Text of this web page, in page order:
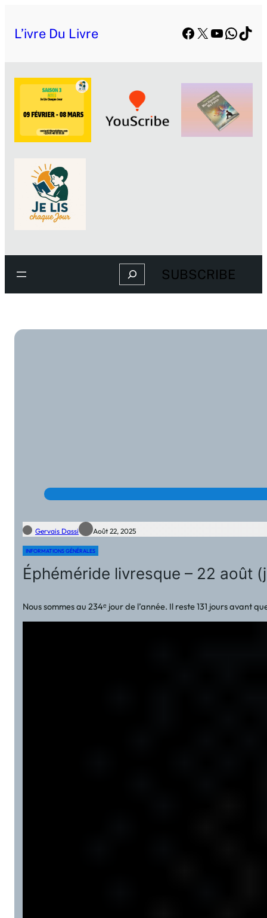
L’ivre Du Livre Facebook
X YouTube
Search SUBSCRIBE
Gervais Dassi Août 22, 2025
INFORMATIONS GÉNÉRALES
Éphéméride livresque – 22 août
Nous sommes au 234ᵉ jour de l’année. Il reste 131 jours avant